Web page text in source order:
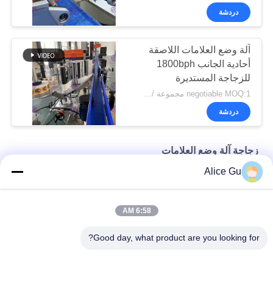
دردشة
آلة وضع العلامات اللاصقة
أحادية الجانب 1800bph
للزجاجة المستديرة
الصغيرة
negotiable MOQ:1 مجموعة / جهاز كمبيوتر شخصى للشراب زجاجة آلة وسم
دردشة
زجاجة آلة وضع العلامات
جهين ملصقا وسم آلة للزجاج زجاجة البيرة الدقة +/- 1 ملليمتر
Alice Gu
6:58 AM
Good day, what product are you looking for?